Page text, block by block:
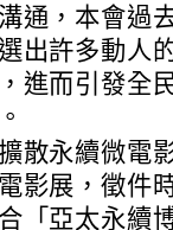
通，本會過
出許多動人
進而引發全
散永續微電
影展，徵件
「亞太永續